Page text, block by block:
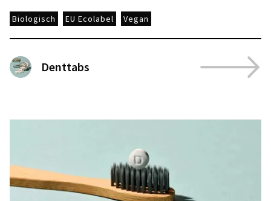
Biologisch EU Ecolabel Vegan
Denttabs